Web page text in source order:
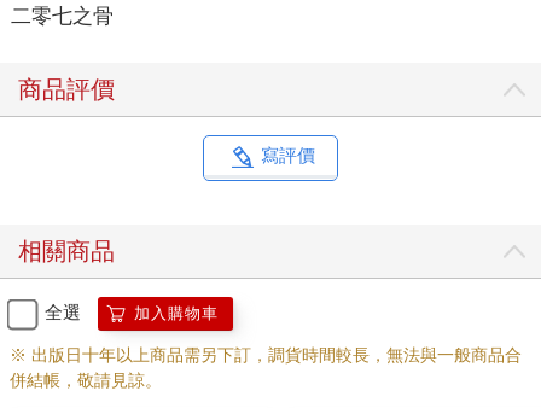
二零七之骨
商品評價
寫評價
相關商品
全選 加入購物車
※ 出版日十年以上商品需另下訂，調貨時間較長，無法與一般商品合
併結帳，敬請見諒。